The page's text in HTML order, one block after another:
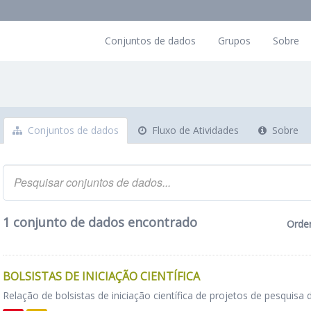
Conjuntos de dados Grupos Sobre
Conjuntos de dados Fluxo de Atividades Sobre
1 conjunto de dados encontrado
BOLSISTAS DE INICIAÇÃO CIENTÍFICA
Relação de bolsistas de iniciação científica de projetos de pesquisa